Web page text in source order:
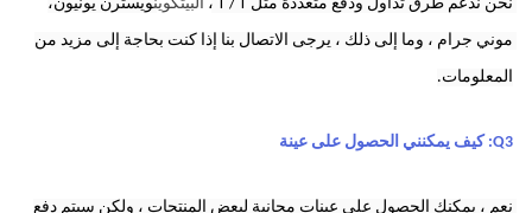
نحن ندعم طرق تداول ودفع متعددة مثل T / T ، البيتكوينويسترن يونيون،
موني جرام ، وما إلى ذلك ، يرجى الاتصال بنا إذا كنت بحاجة إلى مزيد من
المعلومات.
Q3: كيف يمكنني الحصول على عينة
نعم ، يمكنك الحصول على عينات مجانية لبعض المنتجات ، ولكن سيتم دفع